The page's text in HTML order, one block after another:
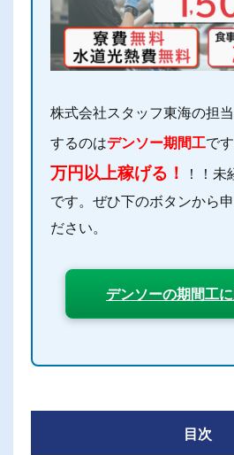
株式会社スタッフ東海の担
するのはデンソー期間工です
万円以上稼げる！
！！
です。ぜひ下のボタンから
ださい。
デンソーの期間工
目次